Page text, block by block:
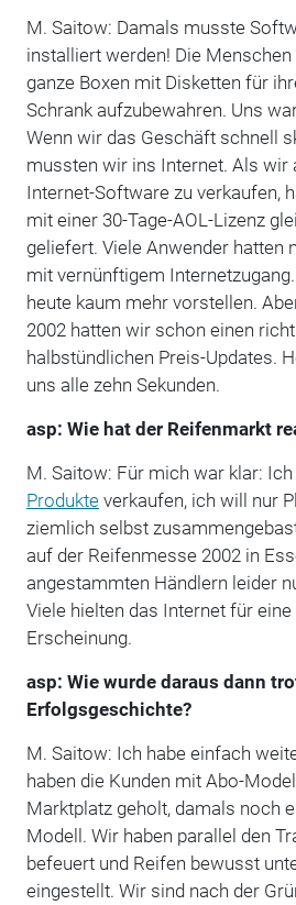
M. Saitow: Damals musste
installiert werden! Die
ganze Boxen mit Disketten für
Schrank aufzubewahren. Uns
Wenn wir das Geschäft schnell
mussten wir ins Internet. Als wir
Internet-Software zu verkaufen,
mit einer 30-Tage-AOL-Lizenz
geliefert. Viele Anwender hatten
mit vernünftigem
heute kaum mehr vorstellen.
2002 hatten wir schon einen
halbstündlichen Preis-Updates.
uns alle zehn Sekunden.
asp: Wie hat der Reifenmarkt
M. Saitow: Für mich war klar:
Produkteverkaufen, ich will nur
ziemlich selbst
auf der Reifenmesse 2002 in
angestammten Händlern leider
Viele hielten das Internet für
Erscheinung.
asp: Wie wurde daraus dann
Erfolgsgeschichte?
M. Saitow: Ich habe einfach
haben die Kunden mit Abo-
Marktplatz geholt, damals noch
Modell. Wir haben parallel den
befeuert und Reifen bewusst
eingestellt. Wir sind nach der